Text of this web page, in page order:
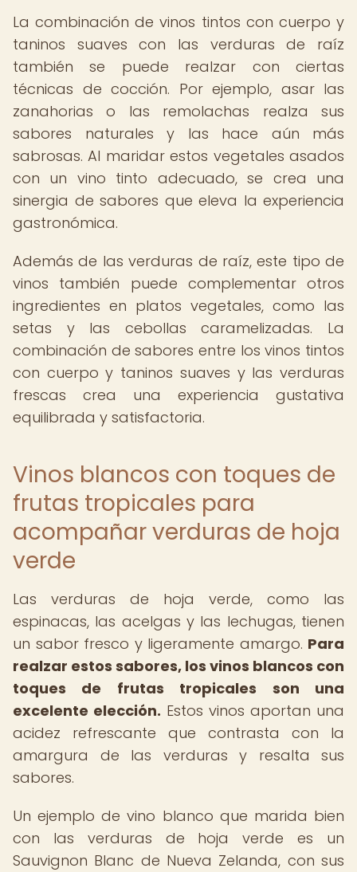
La combinación de vinos tintos con cuerpo y
taninos suaves con las verduras de raíz
también se puede realzar con ciertas
técnicas de cocción. Por ejemplo, asar las
zanahorias o las remolachas realza sus
sabores naturales y las hace aún más
sabrosas. Al maridar estos vegetales asados
con un vino tinto adecuado, se crea una
sinergia de sabores que eleva la experiencia
gastronómica.
Además de las verduras de raíz, este tipo de
vinos también puede complementar otros
ingredientes en platos vegetales, como las
setas y las cebollas caramelizadas. La
combinación de sabores entre los vinos tintos
con cuerpo y taninos suaves y las verduras
frescas crea una experiencia gustativa
equilibrada y satisfactoria.
Vinos blancos con toques de
frutas tropicales para
acompañar verduras de hoja
verde
Las verduras de hoja verde, como las
espinacas, las acelgas y las lechugas, tienen
un sabor fresco y ligeramente amargo. Para
realzar estos sabores, los vinos blancos con
toques de frutas tropicales son una
excelente elección. Estos vinos aportan una
acidez refrescante que contrasta con la
amargura de las verduras y resalta sus
sabores.
Un ejemplo de vino blanco que marida bien
con las verduras de hoja verde es un
Sauvignon Blanc de Nueva Zelanda, con sus